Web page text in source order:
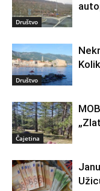
Društvo
Društvo
Čajetina